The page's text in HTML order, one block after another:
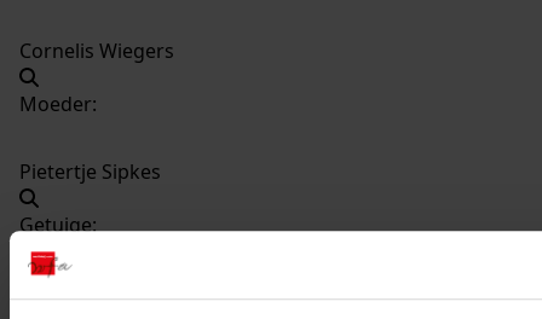
Cornelis Wiegers
Moeder:
Pietertje Sipkes
Getuige:
Gerritje Vos